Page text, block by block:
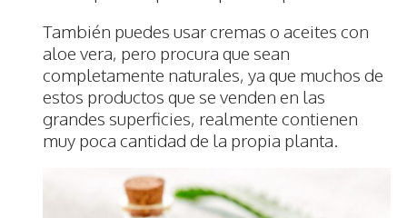
También puedes usar cremas o aceites con
aloe vera, pero procura que sean
completamente naturales, ya que muchos de
estos productos que se venden en las
grandes superficies, realmente contienen
muy poca cantidad de la propia planta.